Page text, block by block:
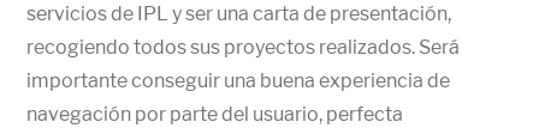
servicios de IPL y ser una carta de presentación,
recogiendo todos sus proyectos realizados. Será
importante conseguir una buena experiencia de
navegación por parte del usuario, perfecta